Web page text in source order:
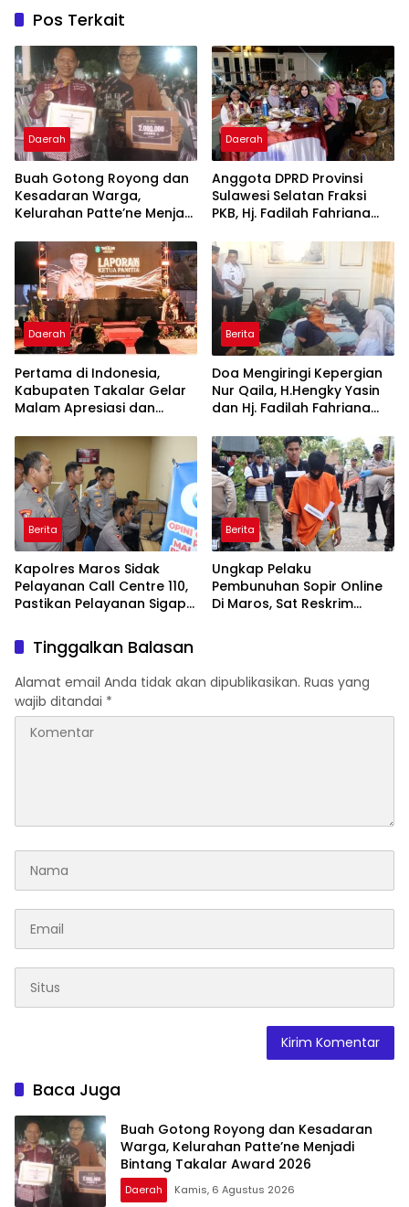
Pos Terkait
Daerah
Buah Gotong Royong dan
Kesadaran Warga,
Kelurahan Patte’ne Menjadi
2026
Daerah
Anggota DPRD Provinsi
Sulawesi Selatan Fraksi
PKB, Hj. Fadilah Fahriana
Takalar Menyalakan
Lentera Pengabdian
Melalui Malam Apresiasi
dan Inovasi Award 2026
Daerah
Pertama di Indonesia,
Kabupaten Takalar Gelar
Malam Apresiasi dan
Panggung Penghargaan
bagi Pelayan Publik
Berprestasi
Berita
Doa Mengiringi Kepergian
Nur Qaila, H.Hengky Yasin
dan Hj. Fadilah Fahriana
Keluarga
Berita
Kapolres Maros Sidak
Pelayanan Call Centre 110,
Pastikan Pelayanan Sigap
Berita
Ungkap Pelaku
Pembunuhan Sopir Online
Di Maros, Sat Reskrim
Tinggalkan Balasan
Alamat email Anda tidak akan dipublikasikan. Ruas yang
wajib ditandai *
Baca Juga
Buah Gotong Royong dan Kesadaran
Warga, Kelurahan Patte’ne Menjadi
Bintang Takalar Award 2026
Daerah Kamis, 6 Agustus 2026